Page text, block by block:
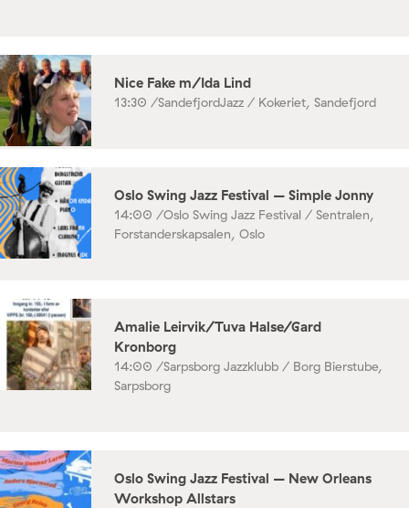
Nice Fake m/Ida Lind
13:30 /SandefjordJazz / Kokeriet, Sandefjord
Oslo Swing Jazz Festival – Simple Jonny
14:00 /Oslo Swing Jazz Festival / Sentralen,
Forstanderskapsalen, Oslo
Amalie Leirvik/Tuva Halse/Gard
Kronborg
14:00 /Sarpsborg Jazzklubb / Borg Bierstube,
Sarpsborg
Oslo Swing Jazz Festival – New Orleans
Workshop Allstars